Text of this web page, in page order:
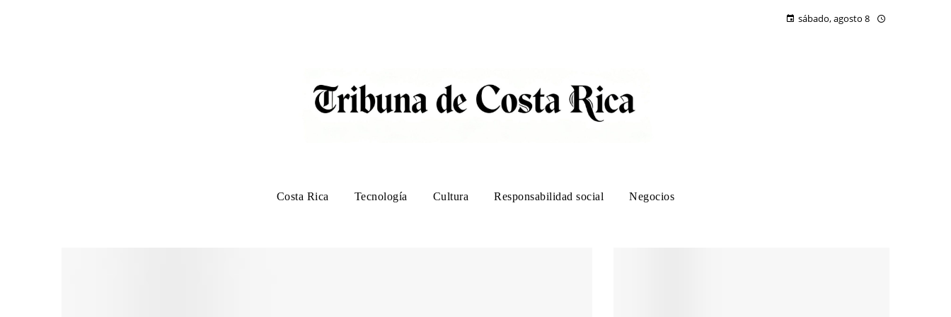
sábado, agosto 8
Costa Rica Tecnología Cultura Responsabilidad social Negocios